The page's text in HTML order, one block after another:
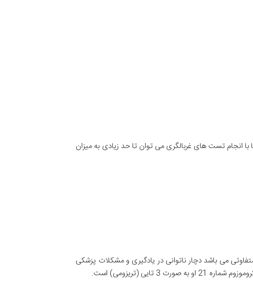
با انجام تست های غربالگری می توان تا حد زیادی به میزان
می باشد دچار ناتوانی در یادگیری و مشکلات پزشکی
(تریزومی) است.